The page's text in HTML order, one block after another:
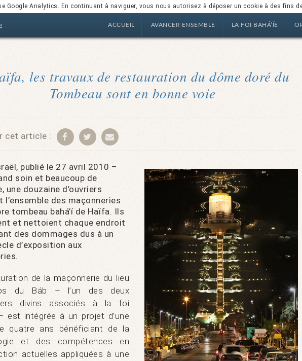
Google Analytics. En continuant à naviguer, vous nous autorisez à déposer un cookie à des fins
ACCUEIL AVANCER ENSEMBLE LA FOI BAHÁ’ÍE
les travaux de restauration du dôme doré du
Tombeau sont en bonne voie
cet article :
publié le 27 avril 2010 –
soin et beaucoup de
une douzaine d’ouvriers
l’ensemble des maçonneries
tombeau bahá’í de Haïfa. Ils
et nettoient chaque endroit
des dommages dus à un
d’exposition aux
de la maçonnerie du lieu
du Báb – l’un des deux
divins associés à la foi
– est intégrée à un projet d’une
quatre ans bénéficiant de la
et des compétences en
actuelles appliquées à une